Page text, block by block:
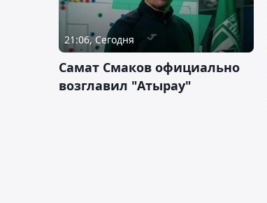
21:06, Сегодня
Самат Смаков официально
возглавил "Атырау"